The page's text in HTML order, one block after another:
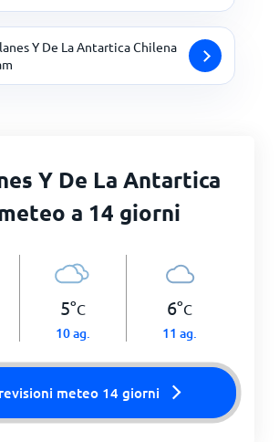
Y De La Antartica Chilena
Y De La Antartica
a 14 giorni
5°C
10 ag.
6°C
11 ag.
meteo 14 giorni